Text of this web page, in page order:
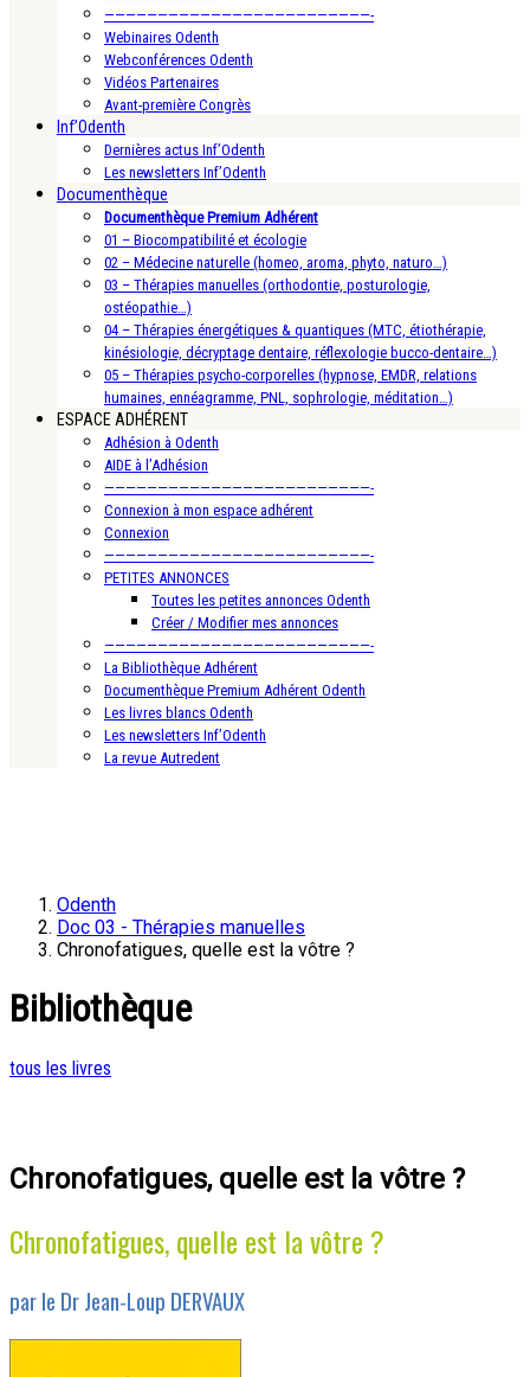
—————————————————————————-
Webinaires Odenth
Webconférences Odenth
Vidéos Partenaires
Avant-première Congrès
Inf’Odenth
Dernières actus Inf’Odenth
Les newsletters Inf’Odenth
Documenthèque
Documenthèque Premium Adhérent
01 – Biocompatibilité et écologie
02 – Médecine naturelle (homeo, aroma, phyto, naturo…)
03 – Thérapies manuelles (orthodontie, posturologie,
ostéopathie…)
04 – Thérapies énergétiques & quantiques (MTC, étiothérapie,
kinésiologie, décryptage dentaire, réflexologie bucco-dentaire…)
05 – Thérapies psycho-corporelles (hypnose, EMDR, relations
humaines, ennéagramme, PNL, sophrologie, méditation…)
ESPACE ADHÉRENT
Adhésion à Odenth
AIDE à l’Adhésion
—————————————————————————-
Connexion à mon espace adhérent
Connexion
—————————————————————————-
PETITES ANNONCES
Toutes les petites annonces Odenth
Créer / Modifier mes annonces
—————————————————————————-
La Bibliothèque Adhérent
Documenthèque Premium Adhérent Odenth
Les livres blancs Odenth
Les newsletters Inf’Odenth
La revue Autredent
Odenth
Doc 03 - Thérapies manuelles
Chronofatigues, quelle est la vôtre ?
Bibliothèque
tous les livres
Chronofatigues, quelle est la vôtre ?
Chronofatigues, quelle est la vôtre ?
par le Dr Jean-Loup DERVAUX